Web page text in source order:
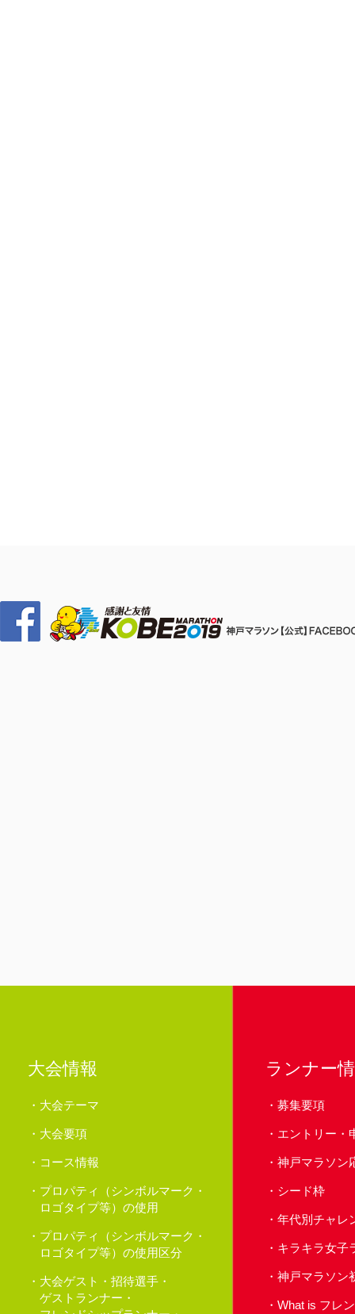
大会情報
大会テーマ
大会要項
コース情報
プロパティ（シンボルマーク・
ロゴタイプ等）の使用
プロパティ（シンボルマーク・
ロゴタイプ等）の使用区分
大会ゲスト・招待選手・
ゲストランナー・
ランナー
募集要項
エントリー・
神戸マラソン
シード枠
年代別チャレ
キラキラ女子
神戸マラソン
What is フレ